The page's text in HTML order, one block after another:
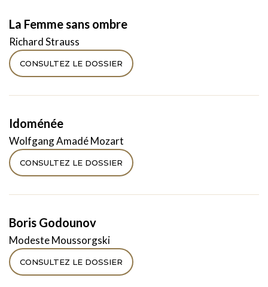
La Femme sans ombre
Richard Strauss
CONSULTEZ LE DOSSIER
Idoménée
Wolfgang Amadé Mozart
CONSULTEZ LE DOSSIER
Boris Godounov
Modeste Moussorgski
CONSULTEZ LE DOSSIER